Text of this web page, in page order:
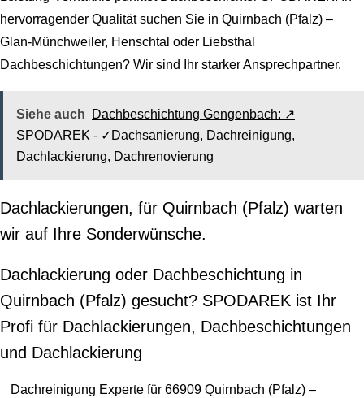
hervorragender Qualität suchen Sie in Quirnbach (Pfalz) –
Glan-Münchweiler, Henschtal oder Liebsthal
Dachbeschichtungen? Wir sind Ihr starker Ansprechpartner.
Siehe auch
Dachbeschichtung Gengenbach: ↗️
SPODAREK - ✓Dachsanierung, Dachreinigung,
Dachlackierung, Dachrenovierung
Dachlackierungen, für Quirnbach (Pfalz) warten
wir auf Ihre Sonderwünsche.
Dachlackierung oder Dachbeschichtung in
Quirnbach (Pfalz) gesucht? SPODAREK ist Ihr
Profi für Dachlackierungen, Dachbeschichtungen
und Dachlackierung
Dachreinigung Experte für 66909 Quirnbach (Pfalz) –